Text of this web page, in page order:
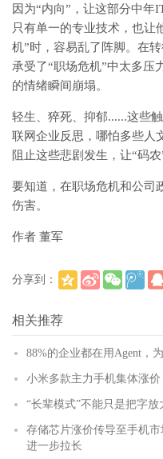
因为“内向”，让这部分中年
只有单一的专业技术，也让
机”时，容易乱了阵脚。在
承受了“职场危机”中太多压
的情绪瞬间崩塌。
轻生、猝死、抑郁......这些
联网企业反思，哪怕多些人
阻止这些悲剧发生，让“码
要知道，在职场危机和公司
伤害。
作者 董军
分享到：
相关推荐
88%的企业都在用Agent，
小米多款主力手机集体涨
“长辈模式”不能只是把字
存储芯片涨价传导至手机
进一步拉长